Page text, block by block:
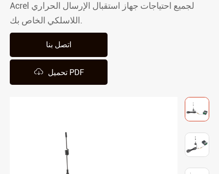
Acrel لجميع احتياجات جهاز استقبال الإرسال الحراري
اللاسلكي الخاص بك.
اتصل بنا
 تحميل PDF